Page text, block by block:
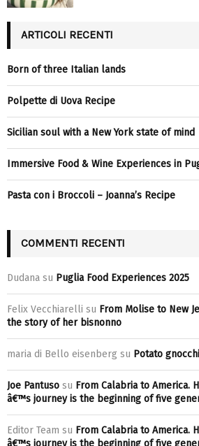
ARTICOLI RECENTI
Born of three Italian lands
Polpette di Uova Recipe
Sicilian soul with a New York state of mind
Immersive Food & Wine Experiences in
Pasta con i Broccoli – Joanna’s Recipe
COMMENTI RECENTI
Dudana su Puglia Food Experiences 2025
Felix Vecchiarelli su From Molise to New
the story of her bisnonno
maria di Bello eisenberg su Potato
Joe Pantuso su From Calabria to America.
â€™s journey is the beginning of five
Editor Team su From Calabria to America.
â€™s journey is the beginning of five